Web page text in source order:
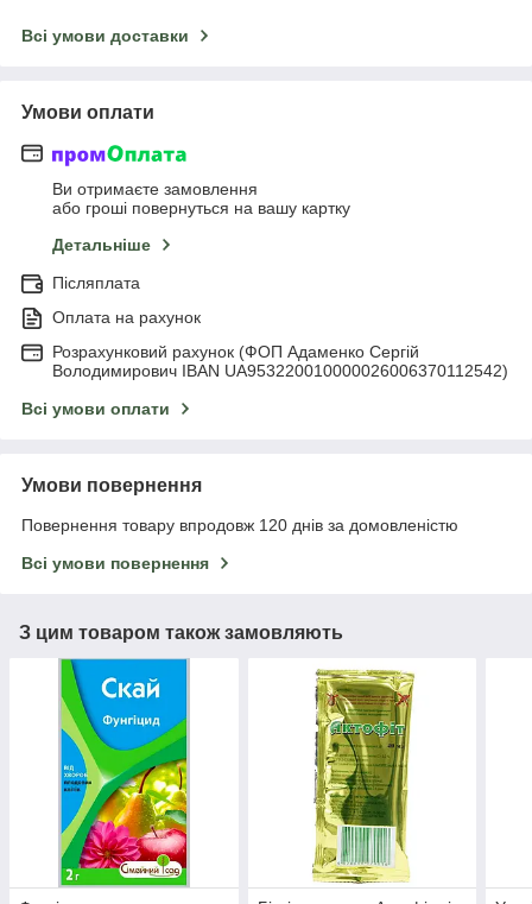
Всі умови доставки
Умови оплати
Ви отримаєте замовлення
або гроші повернуться на вашу картку
Детальніше
Післяплата
Оплата на рахунок
Розрахунковий рахунок (ФОП Адаменко Сергій
Володимирович IBAN UA953220010000026006370112542)
Всі умови оплати
Умови повернення
Повернення товару впродовж 120 днів за домовленістю
Всі умови повернення
З цим товаром також замовляють